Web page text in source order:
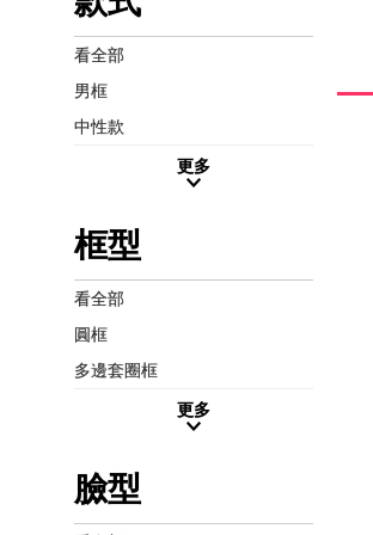
看全部
男框
中性款
更多
框型
看全部
圓框
多邊套圈框
更多
臉型